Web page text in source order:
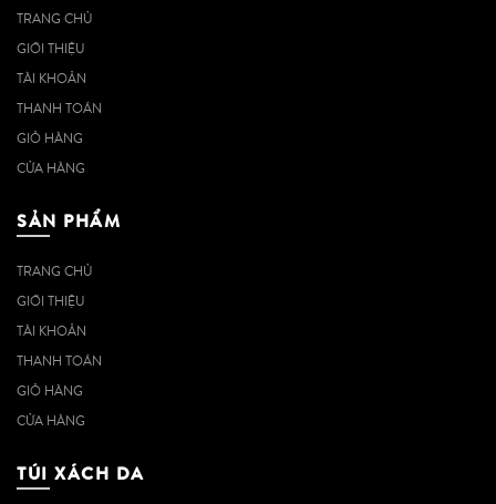
TRANG CHỦ
GIỚI THIỆU
TÀI KHOẢN
THANH TOÁN
GIỎ HÀNG
CỬA HÀNG
SẢN PHẨM
TRANG CHỦ
GIỚI THIỆU
TÀI KHOẢN
THANH TOÁN
GIỎ HÀNG
CỬA HÀNG
TÚI XÁCH DA